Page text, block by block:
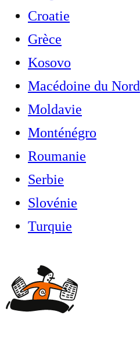
Croatie
Grèce
Kosovo
Macédoine du Nord
Moldavie
Monténégro
Roumanie
Serbie
Slovénie
Turquie